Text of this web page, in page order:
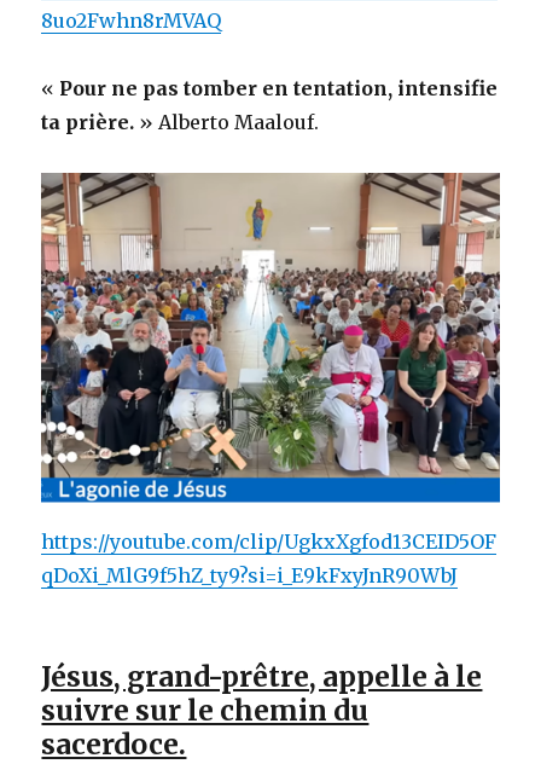
8uo2Fwhn8rMVAQ
« Pour ne pas tomber en tentation, intensifie
ta prière. » Alberto Maalouf.
https://youtube.com/clip/UgkxXgfod13CEID5OF
qDoXi_MlG9f5hZ_ty9?si=i_E9kFxyJnR90WbJ
Jésus, grand-prêtre, appelle à le
suivre sur le chemin du
sacerdoce.